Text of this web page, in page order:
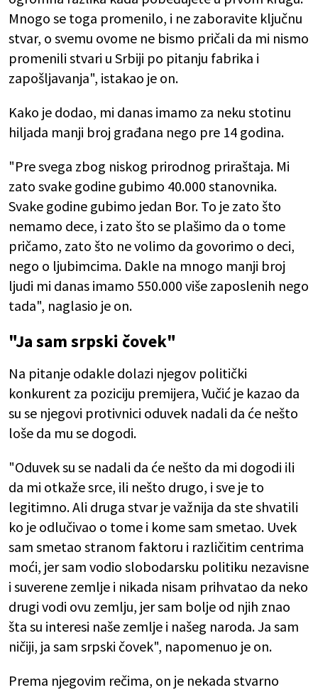
Mnogo se toga promenilo, i ne zaboravite ključnu
stvar, o svemu ovome ne bismo pričali da mi nismo
promenili stvari u Srbiji po pitanju fabrika i
zapošljavanja", istakao je on.
Kako je dodao, mi danas imamo za neku stotinu
hiljada manji broj građana nego pre 14 godina.
"Pre svega zbog niskog prirodnog priraštaja. Mi
zato svake godine gubimo 40.000 stanovnika.
Svake godine gubimo jedan Bor. To je zato što
nemamo dece, i zato što se plašimo da o tome
pričamo, zato što ne volimo da govorimo o deci,
nego o ljubimcima. Dakle na mnogo manji broj
ljudi mi danas imamo 550.000 više zaposlenih nego
tada", naglasio je on.
"Ja sam srpski čovek"
Na pitanje odakle dolazi njegov politički
konkurent za poziciju premijera, Vučić je kazao da
su se njegovi protivnici oduvek nadali da će nešto
loše da mu se dogodi.
"Oduvek su se nadali da će nešto da mi dogodi ili
da mi otkaže srce, ili nešto drugo, i sve je to
legitimno. Ali druga stvar je važnija da ste shvatili
ko je odlučivao o tome i kome sam smetao. Uvek
sam smetao stranom faktoru i različitim centrima
moći, jer sam vodio slobodarsku politiku nezavisne
i suverene zemlje i nikada nisam prihvatao da neko
drugi vodi ovu zemlju, jer sam bolje od njih znao
šta su interesi naše zemlje i našeg naroda. Ja sam
ničiji, ja sam srpski čovek", napomenuo je on.
Prema njegovim rečima, on je nekada stvarno